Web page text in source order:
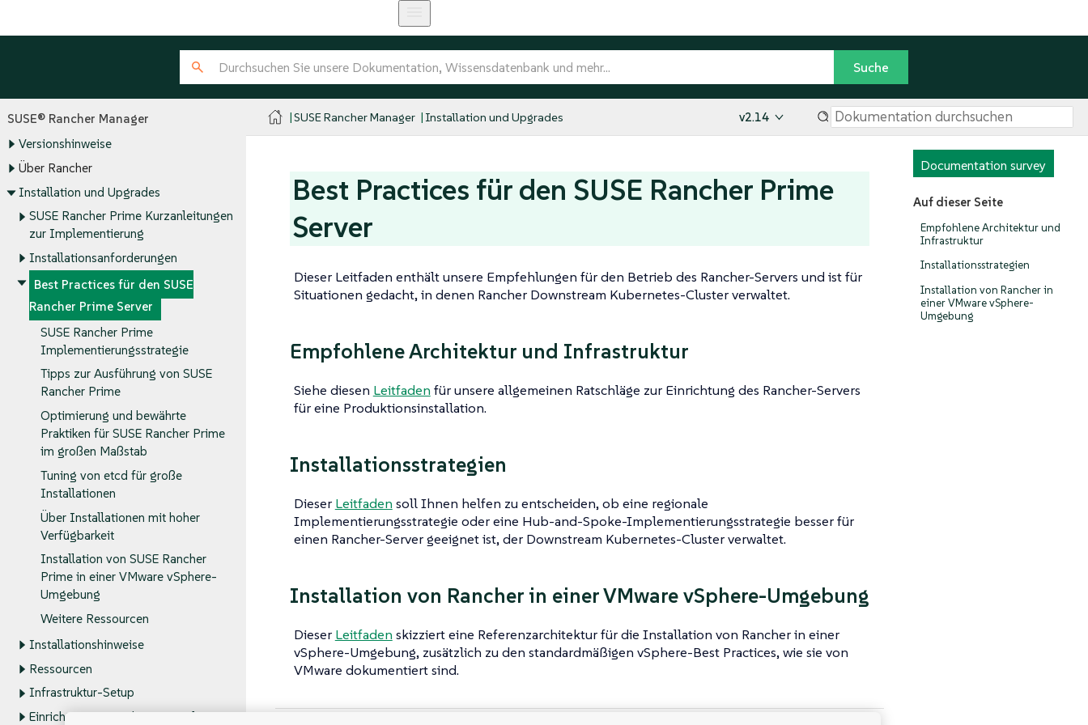
SUSE® Rancher Manager
Versionshinweise
Über Rancher
Installation und Upgrades
SUSE Rancher Prime Kurzanleitungen
zur Implementierung
Installationsanforderungen
Best Practices für den SUSE
Rancher Prime Server
SUSE Rancher Prime
Implementierungsstrategie
Tipps zur Ausführung von SUSE
Rancher Prime
Optimierung und bewährte
Praktiken für SUSE Rancher Prime
im großen Maßstab
Tuning von etcd für große
Installationen
Über Installationen mit hoher
Verfügbarkeit
Installation von SUSE Rancher
Prime in einer VMware vSphere-
Umgebung
Weitere Ressourcen
Installationshinweise
Ressourcen
Infrastruktur-Setup
Einrichten eines Kubernetes-Clusters
SUSE Rancher Manager Installation und Upgrades v2.14
Documentation survey
Auf dieser Seite
Empfohlene Architektur und
Infrastruktur
Installationsstrategien
Installation von Rancher in
einer VMware vSphere-
Umgebung
Best Practices für den SUSE Rancher Prime
Server
Dieser Leitfaden enthält unsere Empfehlungen für den Betrieb des Rancher-Servers und ist für
Situationen gedacht, in denen Rancher Downstream Kubernetes-Cluster verwaltet.
Empfohlene Architektur und Infrastruktur
Siehe diesen Leitfaden für unsere allgemeinen Ratschläge zur Einrichtung des Rancher-Servers
für eine Produktionsinstallation.
Installationsstrategien
Dieser Leitfaden soll Ihnen helfen zu entscheiden, ob eine regionale
Implementierungsstrategie oder eine Hub-and-Spoke-Implementierungsstrategie besser für
einen Rancher-Server geeignet ist, der Downstream Kubernetes-Cluster verwaltet.
Installation von Rancher in einer VMware vSphere-Umgebung
Dieser Leitfaden skizziert eine Referenzarchitektur für die Installation von Rancher in einer
vSphere-Umgebung, zusätzlich zu den standardmäßigen vSphere-Best Practices, wie sie von
VMware dokumentiert sind.